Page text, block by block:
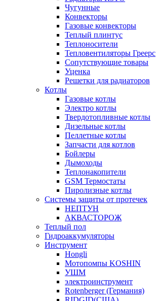
Чугунные
Конвекторы
Газовые конвекторы
Теплый плинтус
Теплоносители
Тепловентиляторы Греерс
Сопутствующие товары
Уценка
Решетки для радиаторов
Котлы
Газовые котлы
Электро котлы
Твердотопливные котлы
Дизельные котлы
Пеллетные котлы
Запчасти для котлов
Бойлеры
Дымоходы
Теплонакопители
GSM Термостаты
Пиролизные котлы
Системы защиты от протечек
НЕПТУН
АКВАСТОРОЖ
Теплый пол
Гидроаккумуляторы
Инструмент
Hongli
Мотопомпы KOSHIN
УШМ
электроинструмент
Rotenberger (Германия)